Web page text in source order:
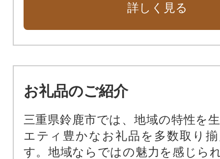
詳しく見る
お礼品のご紹介
三重県鈴鹿市では、地域の特性を
エティ豊かなお礼品を多数取り
す。地域ならではの魅力を感じら